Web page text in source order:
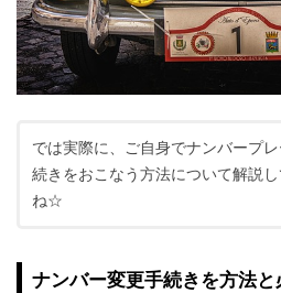
では実際に、ご自身でナンバープ
続きをおこなう方法について解説
ね☆
ナンバー変更手続きを方法と